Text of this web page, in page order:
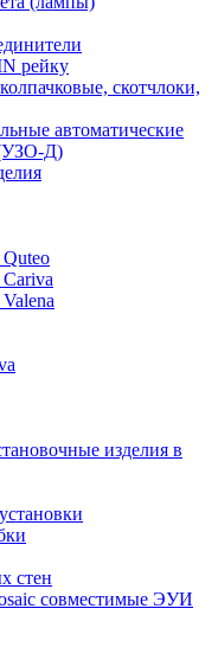
рейку
скотчлоки,
автоматические
Д)
изделия в
стен
совместимые ЭУИ